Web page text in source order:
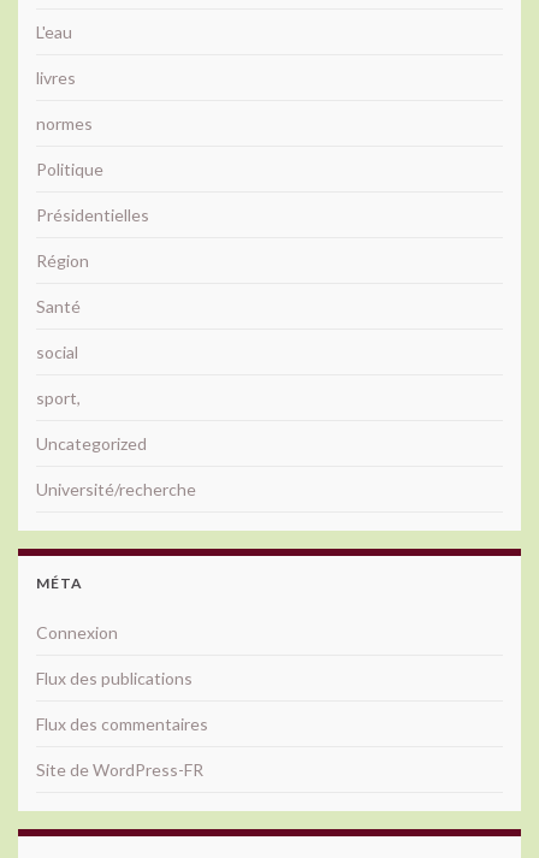
L'eau
livres
normes
Politique
Présidentielles
Région
Santé
social
sport,
Uncategorized
Université/recherche
MÉTA
Connexion
Flux des publications
Flux des commentaires
Site de WordPress-FR